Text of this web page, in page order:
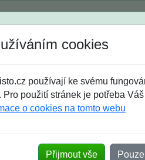
Jak si vybrat
střední maturanti soutěže
cookies
používají ke svému
Pro použití stránek je potřeba
o cookies na tomto webu
Přijmout vše